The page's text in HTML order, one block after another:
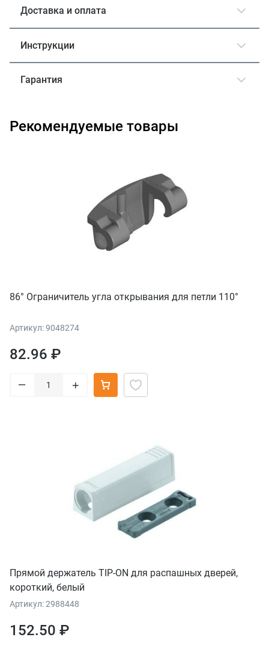
Доставка и оплата
Инструкции
Гарантия
Рекомендуемые товары
86° Ограничитель угла открывания для петли 110°
Артикул: 9048274
82.96 ₽
– +
Прямой держатель TIP-ON для распашных дверей,
короткий, белый
Артикул: 2988448
152.50 ₽